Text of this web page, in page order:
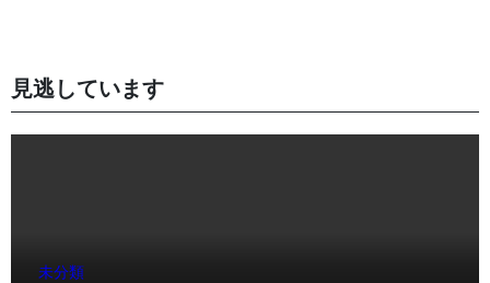
見逃しています
未分類